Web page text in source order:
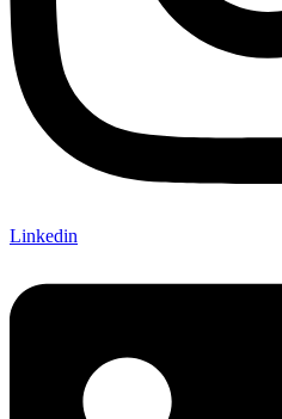
Linkedin